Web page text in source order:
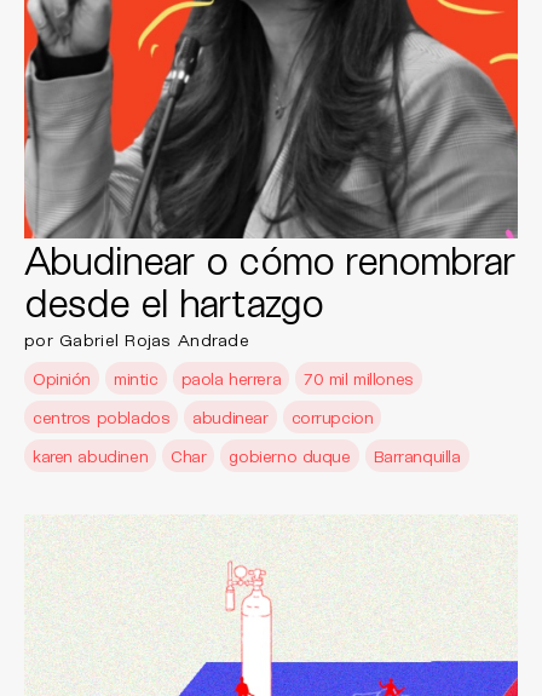
Abudinear o cómo renombrar
desde el hartazgo
por Gabriel Rojas Andrade
Opinión
mintic paola herrera
70 mil millones
centros poblados
abudinear
corrupcion
karen abudinen
Char gobierno duque Barranquilla